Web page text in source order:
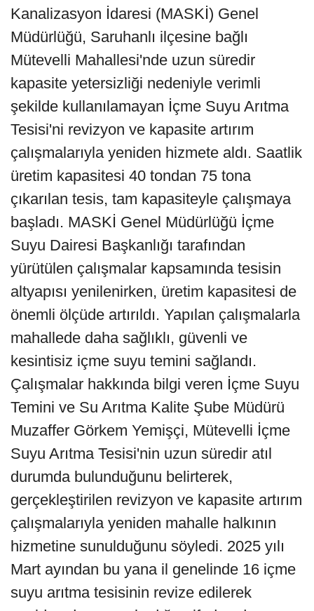
Kanalizasyon İdaresi (MASKİ) Genel
Müdürlüğü, Saruhanlı ilçesine bağlı
Mütevelli Mahallesi'nde uzun süredir
kapasite yetersizliği nedeniyle verimli
şekilde kullanılamayan İçme Suyu Arıtma
Tesisi'ni revizyon ve kapasite artırım
çalışmalarıyla yeniden hizmete aldı. Saatlik
üretim kapasitesi 40 tondan 75 tona
çıkarılan tesis, tam kapasiteyle çalışmaya
başladı. MASKİ Genel Müdürlüğü İçme
Suyu Dairesi Başkanlığı tarafından
yürütülen çalışmalar kapsamında tesisin
altyapısı yenilenirken, üretim kapasitesi de
önemli ölçüde artırıldı. Yapılan çalışmalarla
mahallede daha sağlıklı, güvenli ve
kesintisiz içme suyu temini sağlandı.
Çalışmalar hakkında bilgi veren İçme Suyu
Temini ve Su Arıtma Kalite Şube Müdürü
Muzaffer Görkem Yemişçi, Mütevelli İçme
Suyu Arıtma Tesisi'nin uzun süredir atıl
durumda bulunduğunu belirterek,
gerçekleştirilen revizyon ve kapasite artırım
çalışmalarıyla yeniden mahalle halkının
hizmetine sunulduğunu söyledi. 2025 yılı
Mart ayından bu yana il genelinde 16 içme
suyu arıtma tesisinin revize edilerek